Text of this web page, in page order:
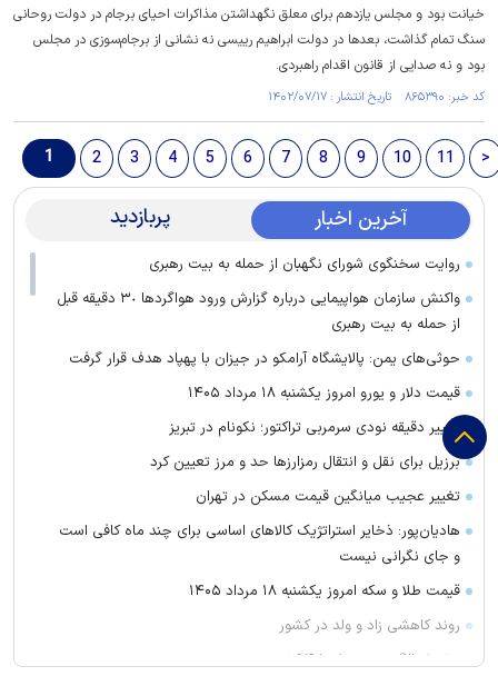
خیانت بود و مجلس یازدهم برای معلق نگهداشتن مذاکرات احیای برجام در دولت روحانی
سنگ تمام گذاشت، بعد‌ها در دولت ابراهیم رییسی نه نشانی از برجام‌سوزی در مجلس
بود و نه صدایی از قانون اقدام راهبردی.
کد خبر: ۸۶۵۳۹۰ تاریخ انتشار : ۱۴۰۲/۰۷/۱۷
1 2 3 4 5 6 7 8 9 10 11 >
آخرین اخبار پربازدید
روایت سخنگوی شورای نگهبان از حمله به بیت رهبری
واکنش سازمان هواپیمایی درباره گزارش ورود هواگرد‌ها ٣٠ دقیقه قبل
از حمله به بیت رهبری
حوثی‌های یمن: پالایشگاه آرامکو در جیزان با پهپاد هدف قرار گرفت
قیمت دلار و یورو امروز یکشنبه ۱۸ مرداد ۱۴۰۵
تغییر دقیقه نودی سرمربی تراکتور؛ نکونام در تبریز
برزیل برای نقل‌ و انتقال رمزارز‌ها حد و مرز تعیین کرد
تغییر عجیب میانگین قیمت مسکن در تهران
هادیان‌پور: ذخایر استراتژیک کالا‌های اساسی برای چند ماه کافی است
و جای نگرانی نیست
قیمت طلا و سکه امروز یکشنبه ۱۸ مرداد ۱۴۰۵
روند کاهشی زاد و ولد در کشور
سقوط بالگرد در برزیل با ۴ کشته